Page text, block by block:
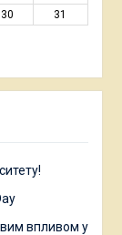
30 31
впливом у